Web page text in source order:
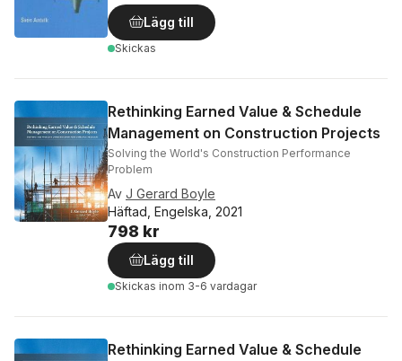
Lägg till
Skickas
Rethinking Earned Value & Schedule
Management on Construction Projects
Solving the World's Construction Performance
Problem
Av J Gerard Boyle
Häftad, Engelska, 2021
798 kr
Lägg till
Skickas inom 3-6 vardagar
Rethinking Earned Value & Schedule